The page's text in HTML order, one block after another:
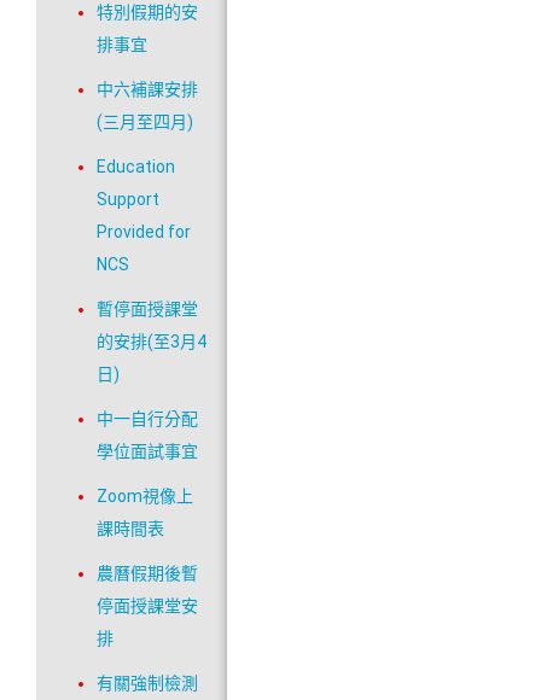
特別假期的安
排事宜
中六補課安排
(三月至四月)
Education
Support
Provided for
NCS
暫停面授課堂
的安排(至3月4
日)
中一自行分配
學位面試事宜
Zoom視像上
課時間表
農曆假期後暫
停面授課堂安
排
有關強制檢測